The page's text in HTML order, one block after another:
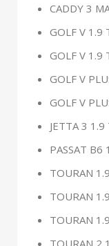
CADDY 3
GOLF V
GOLF V
GOLF V
GOLF V
JETTA 3
PASSAT
TOURAN
TOURAN
TOURAN
TOURAN 2